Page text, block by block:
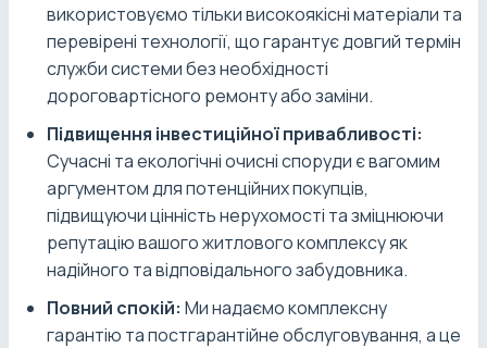
використовуємо тільки високоякісні матеріали та
перевірені технології, що гарантує довгий термін
служби системи без необхідності
дороговартісного ремонту або заміни.
Підвищення інвестиційної привабливості:
Сучасні та екологічні очисні споруди є вагомим
аргументом для потенційних покупців,
підвищуючи цінність нерухомості та зміцнюючи
репутацію вашого житлового комплексу як
надійного та відповідального забудовника.
Повний спокій: Ми надаємо комплексну
гарантію та постгарантійне обслуговування, а це